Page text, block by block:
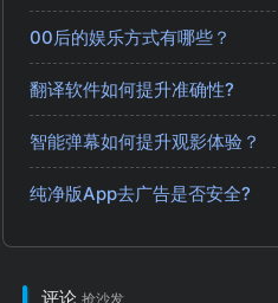
00后的娱乐方式有哪些？
翻译软件如何提升准确性?
智能弹幕如何提升观影体验？
纯净版App去广告是否安全?
评论 抢沙发